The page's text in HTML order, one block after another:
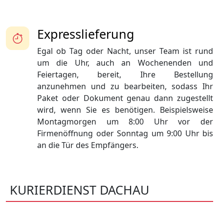
Expresslieferung
Egal ob Tag oder Nacht, unser Team ist rund
um die Uhr, auch an Wochenenden und
Feiertagen, bereit, Ihre Bestellung
anzunehmen und zu bearbeiten, sodass Ihr
Paket oder Dokument genau dann zugestellt
wird, wenn Sie es benötigen. Beispielsweise
Montagmorgen um 8:00 Uhr vor der
Firmenöffnung oder Sonntag um 9:00 Uhr bis
an die Tür des Empfängers.
KURIERDIENST DACHAU